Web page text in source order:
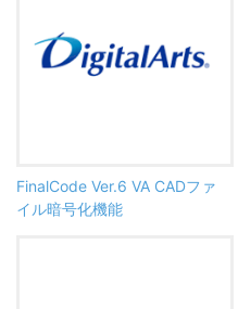
FinalCode Ver.6 VA CADファ
イル暗号化機能